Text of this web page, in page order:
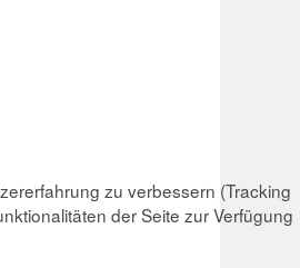
zu verbessern (Tracking
der Seite zur Verfügung